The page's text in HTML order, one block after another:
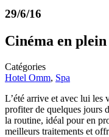
29/6/16
Cinéma en
Catégories
Hotel Omm, Spa
L’été arrive et avec lui les
profiter de quelques jours
la routine, idéal pour en
meilleurs traitements et